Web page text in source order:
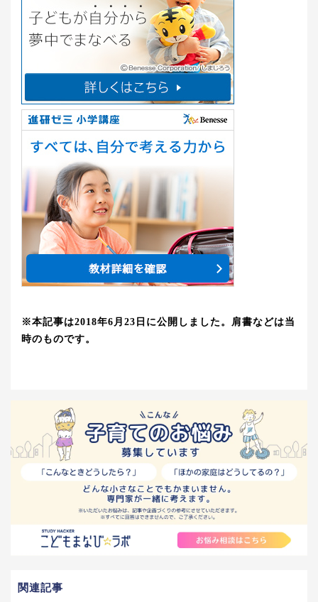
※本記事は2018年6月23日に公開しました。肩書などは当
時のものです。
関連記事